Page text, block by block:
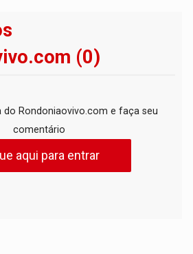
(0)
do Rondoniaovivo.com e faça seu
comentário
aqui para entrar